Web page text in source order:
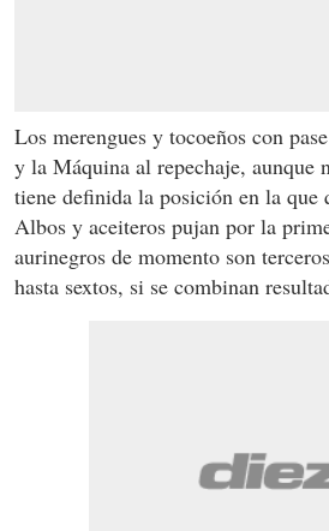
Los merengues y tocoeños con
y la Máquina al repechaje, aunque
tiene definida la posición en la que
Albos y aceiteros pujan por la
aurinegros de momento son
hasta sextos, si se combinan